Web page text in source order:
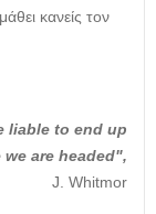
κανείς τον
liable to end up
we are headed",
J. Whitmor